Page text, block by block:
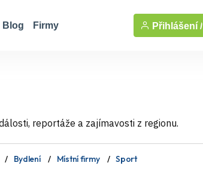
Blog Firmy Přihlášení /
reportáže a zajímavosti z regionu.
Bydlení Místní firmy Sport